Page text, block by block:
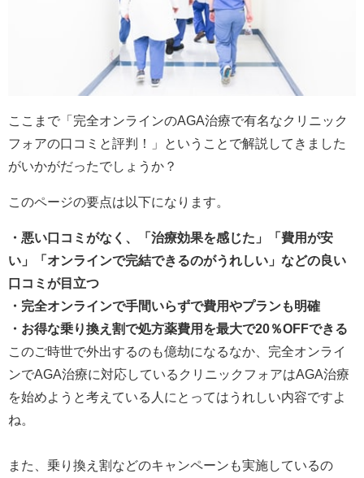
ここまで「完全オンラインのAGA治療で有名なクリニック
フォアの口コミと評判！」ということで解説してきました
がいかがだったでしょうか？
このページの要点は以下になります。
・悪い口コミがなく、「治療効果を感じた」「費用が安
い」「オンラインで完結できるのがうれしい」などの良い
口コミが目立つ
・完全オンラインで手間いらずで費用やプランも明確
・お得な乗り換え割で処方薬費用を最大で20％OFFできる
このご時世で外出するのも億劫になるなか、完全オンライ
ンでAGA治療に対応しているクリニックフォアはAGA治療
を始めようと考えている人にとってはうれしい内容ですよ
ね。
また、乗り換え割などのキャンペーンも実施しているの